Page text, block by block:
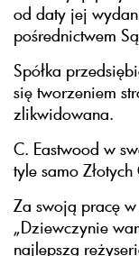
od daty jej
pośrednictwem
Spółka
się tworzeniem
zlikwidowana.
C. Eastwood w
tyle samo
Za swoją pracę
„Dziewczynie
najlepszą